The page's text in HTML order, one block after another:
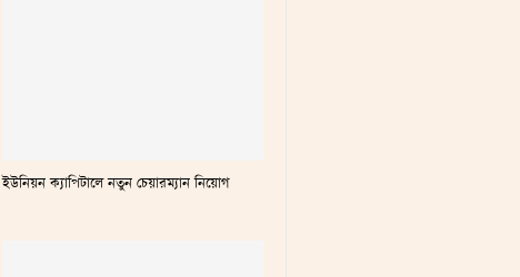
ইউনিয়ন ক্যাপিটালে নতুন চেয়ারম্যান নিয়োগ